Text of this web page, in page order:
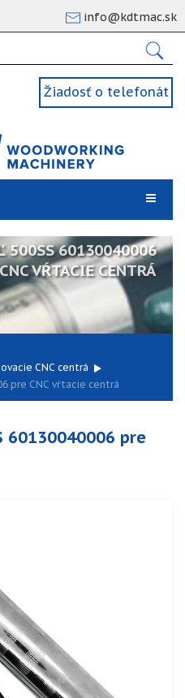
info@kdtmac.sk
Žiadosť o telefonát
500SS 60130040006
VŔTACIE CENTRÁ
CNC centrá
pre CNC vŕtacie centrá
60130040006 pre